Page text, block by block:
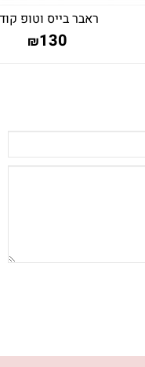
ראבר בייס וטופ
₪130